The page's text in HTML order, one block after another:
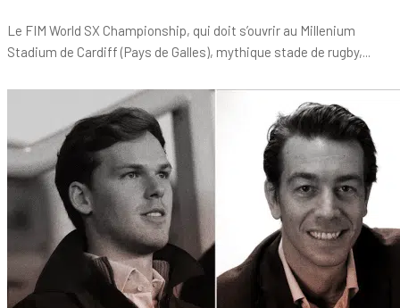
Le FIM World SX Championship, qui doit s’ouvrir au Millenium
Stadium de Cardiff (Pays de Galles), mythique stade de rugby,...